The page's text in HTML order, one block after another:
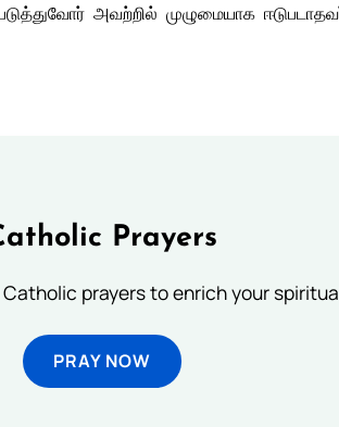
அவற்றில் முழுமையாக
Prayers
prayers to enrich your
PRAY NOW